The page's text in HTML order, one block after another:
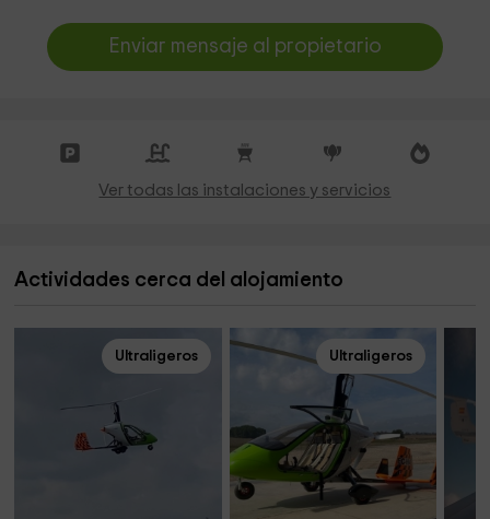
Enviar mensaje al propietario
Ver todas las instalaciones y servicios
Actividades cerca del alojamiento
Ultraligeros Ultraligeros